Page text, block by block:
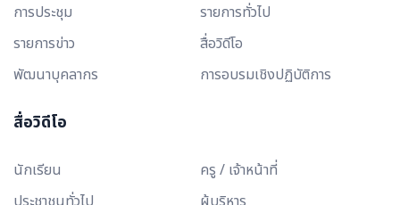
การประชุม
รายการทั่วไป
รายการข่าว
สื่อวิดีโอ
พัฒนาบุคลากร
การอบรมเชิงปฏิบัติการ
สื่อวิดีโอ
นักเรียน
ครู / เจ้าหน้าที่